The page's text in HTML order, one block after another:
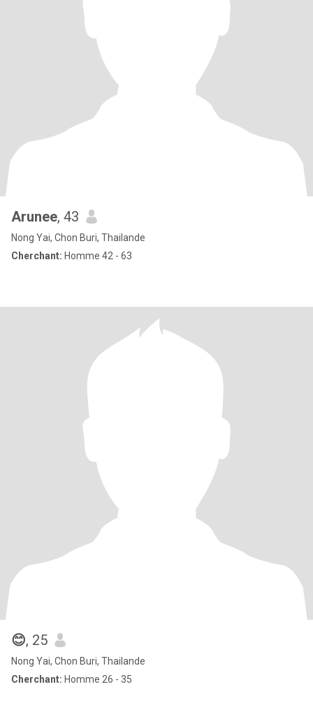
Arunee, 43
Nong Yai, Chon Buri, Thailande
Cherchant: Homme 42 - 63
😊, 25
Nong Yai, Chon Buri, Thailande
Cherchant: Homme 26 - 35